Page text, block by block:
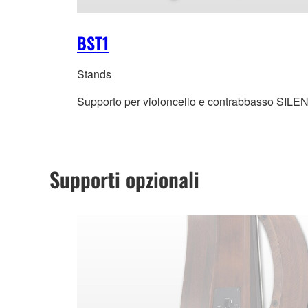
BST1
Stands
Supporto per violoncello e contrabbasso
Supporti opzionali